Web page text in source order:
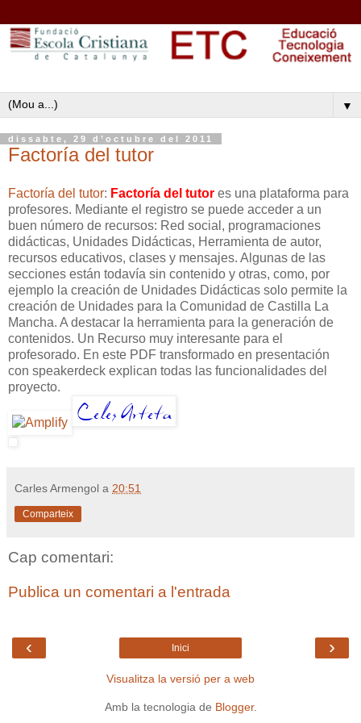
▼
dissabte, 29 d’octubre del 2011
Factoría del tutor
Factoría del tutor: Factoría del tutor es una plataforma para
profesores. Mediante el registro se puede acceder a un
buen número de recursos: Red social, programaciones
didácticas, Unidades Didácticas, Herramienta de autor,
recursos educativos, clases y mensajes. Algunas de las
secciones están todavía sin contenido y otras, como, por
ejemplo la creación de Unidades Didácticas solo permite la
creación de Unidades para la Comunidad de Castilla La
Mancha. A destacar la herramienta para la generación de
contenidos. Un Recurso muy interesante para el
profesorado. En este PDF transformado en presentación
con speakerdeck explican todas las funcionalidades del
proyecto.
Carles Armengol a 20:51
Comparteix
Cap comentari:
Publica un comentari a l'entrada
‹ ›
Inici
Visualitza la versió per a web
Amb la tecnologia de Blogger.